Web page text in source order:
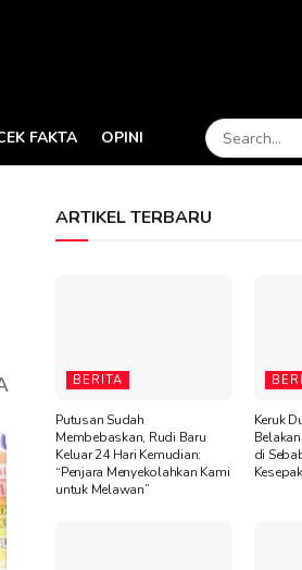
FAKTA OPINI
ARTIKEL TERBARU
BERITA
Putusan Sudah
Membebaskan, Rudi Baru
Keluar 24 Hari Kemudian:
“Penjara Menyekolahkan Kami
untuk Melawan”
Keruk
di